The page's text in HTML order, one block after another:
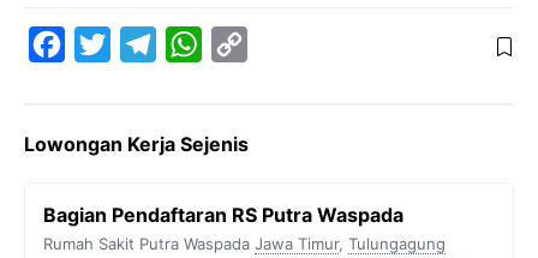
e
o
t
e
e
r
W
t
A
y
i
Lowongan Kerja Sejenis
Bagian Pendaftaran RS Putra Waspada
Rumah Sakit Putra Waspada Jawa Timur, Tulungagung